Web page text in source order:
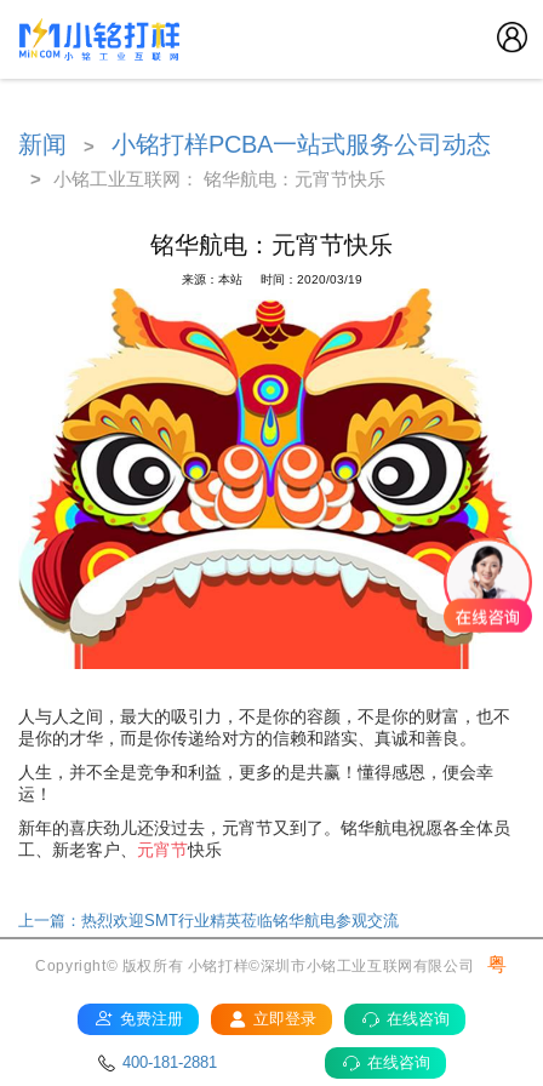
新闻 > 小铭打样PCBA一站式服务公司动态
> 小铭工业互联网： 铭华航电：元宵节快乐
铭华航电：元宵节快乐
来源：本站 时间：2020/03/19
人与人之间，最大的吸引力，不是你的容颜，不是你的财富，也不
是你的才华，而是你传递给对方的信赖和踏实、真诚和善良。
人生，并不全是竞争和利益，更多的是共赢！懂得感恩，便会幸
运！
新年的喜庆劲儿还没过去，元宵节又到了。铭华航电祝愿各全体员
工、新老客户、 元宵节快乐
上一篇：热烈欢迎SMT行业精英莅临铭华航电参观交流
免费注册 立即登录 在线咨询
400-181-2881 在线咨询
Copyright© 版权所有 小铭打样©深圳市小铭工业互联网有限公司粤
ICP备17036084号